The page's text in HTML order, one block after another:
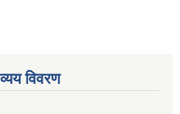
विवरण